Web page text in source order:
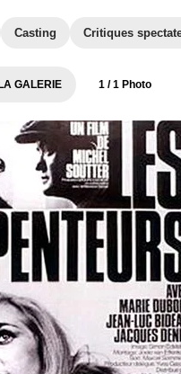
Casting Critiques
GALERIE 1 / 1 Photo